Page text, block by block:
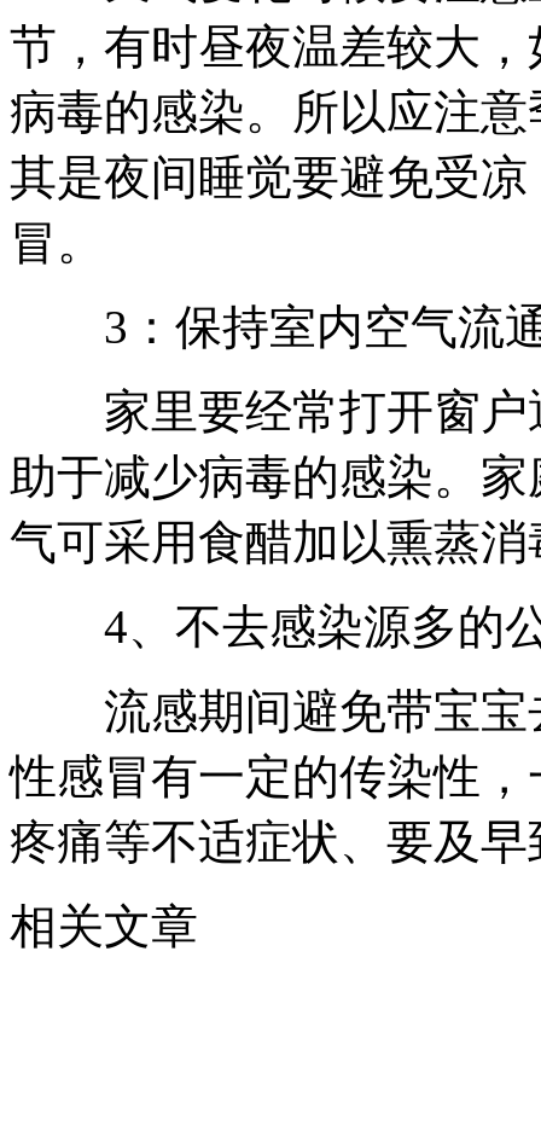
节，有时昼夜温差较大
病毒的感染。所以应注
其是夜间睡觉要避免受
冒。
3：保持室内空气流
家里要经常打开窗户
助于减少病毒的感染。
气可采用食醋加以熏蒸消
4、不去感染源多的
流感期间避免带宝宝
性感冒有一定的传染性
疼痛等不适症状、要及
相关文章